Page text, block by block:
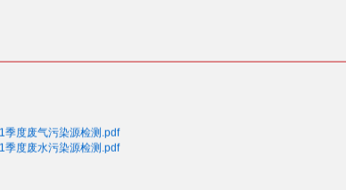
季度废气污染源检测.pdf
季度废水污染源检测.pdf